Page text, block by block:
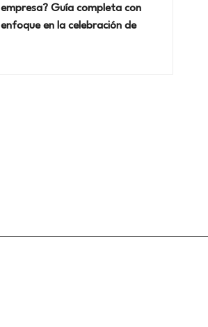
empresa? Guía completa con
enfoque en la celebración de